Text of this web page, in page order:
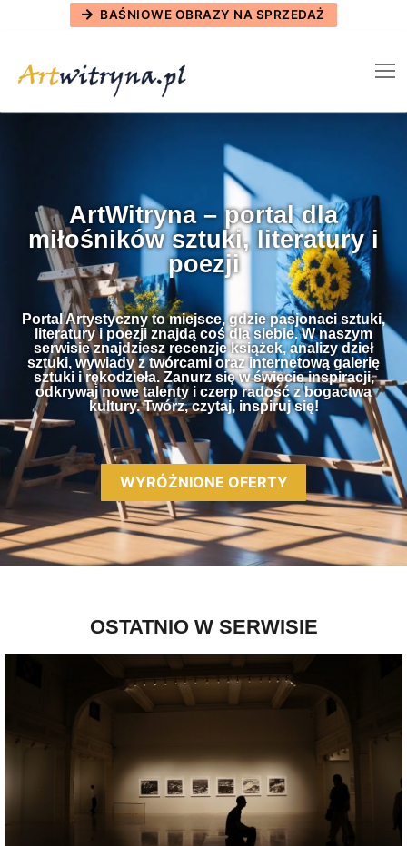
BAŚNIOWE OBRAZY NA SPRZEDAŻ
ArtWitryna – portal dla
miłośników sztuki, literatury i
poezji
Portal Artystyczny to miejsce, gdzie pasjonaci sztuki,
literatury i poezji znajdą coś dla siebie. W naszym
serwisie znajdziesz recenzje książek, analizy dzieł
sztuki, wywiady z twórcami orazinternetową galerię
sztuki i rękodzieła. Zanurz się w świecie inspiracji,
odkrywaj nowe talenty i czerp radość z bogactwa
kultury. Twórz, czytaj, inspiruj się!
WYRÓŻNIONE OFERTY
OSTATNIO W SERWISIE